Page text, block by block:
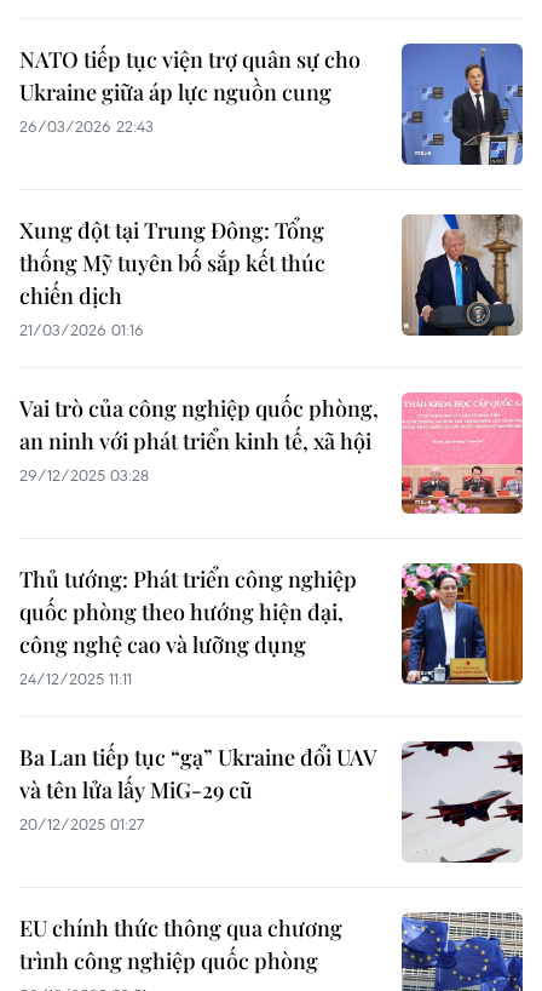
NATO tiếp tục viện trợ quân sự cho
Ukraine giữa áp lực nguồn cung
26/03/2026 22:43
Xung đột tại Trung Đông: Tổng
thống Mỹ tuyên bố sắp kết thúc
chiến dịch
21/03/2026 01:16
Vai trò của công nghiệp quốc phòng,
an ninh với phát triển kinh tế, xã hội
29/12/2025 03:28
Thủ tướng: Phát triển công nghiệp
quốc phòng theo hướng hiện đại,
công nghệ cao và lưỡng dụng
24/12/2025 11:11
Ba Lan tiếp tục “gạ” Ukraine đổi UAV
và tên lửa lấy MiG-29 cũ
20/12/2025 01:27
EU chính thức thông qua chương
trình công nghiệp quốc phòng